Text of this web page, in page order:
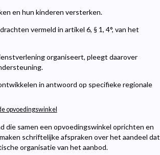
en hun kinderen versterken.
vermeld in artikel 6, § 1, 4°, van het
organiseert, pleegt daarover
in antwoord op specifieke regionale
opvoedingswinkel
die samen een opvoedingswinkel oprichten en
schriftelijke afspraken over het aandeel dat
organisatie van het aanbod.